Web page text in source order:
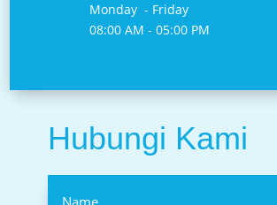
Monday - Friday
08:00 AM - 05:00 PM
Hubungi Kami